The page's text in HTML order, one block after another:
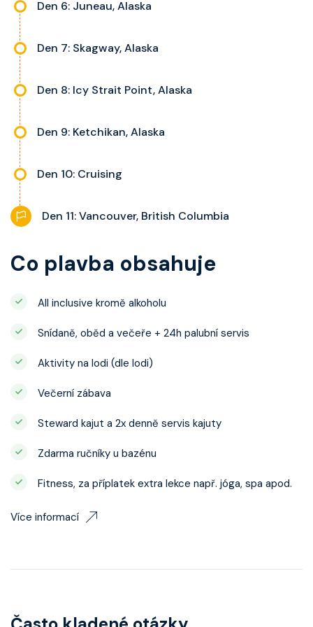
Den 6: Juneau, Alaska
Den 7: Skagway, Alaska
Den 8: Icy Strait Point, Alaska
Den 9: Ketchikan, Alaska
Den 10: Cruising
Den 11: Vancouver, British Columbia
Co plavba obsahuje
All inclusive kromě alkoholu
Snídaně, oběd a večeře + 24h palubní servis
Aktivity na lodi (dle lodi)
Večerní zábava
Steward kajut a 2x denně servis kajuty
Zdarma ručníky u bazénu
Fitness, za příplatek extra lekce např. jóga, spa apod.
Více informací